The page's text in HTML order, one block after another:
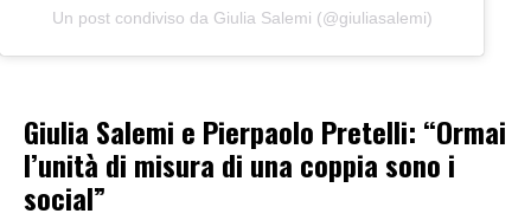
Un post condiviso da Giulia Salemi (@giuliasalemi)
Giulia Salemi e Pierpaolo Pretelli: “Ormai
l’unità di misura di una coppia sono i
social”